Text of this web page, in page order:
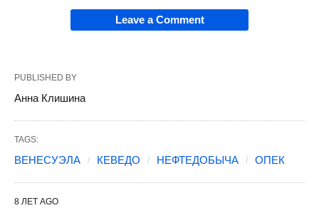
Leave a Comment
PUBLISHED BY
Анна Клишина
TAGS:
ВЕНЕСУЭЛА КЕВЕДО НЕФТЕДОБЫЧА ОПЕК
8 ЛЕТ AGO